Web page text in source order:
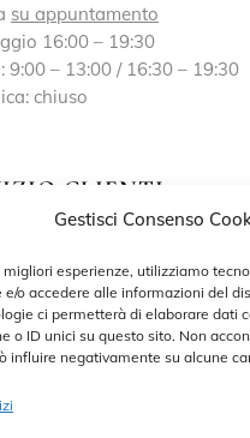
Gestisci Consenso
migliori esperienze, utilizziamo
e/o accedere alle informazioni del
ci permetterà di elaborare dati
o ID unici su questo sito. Non
influire negativamente su alcune
su appuntamento
16:00 – 19:30
9:00 – 13:00 / 16:30 – 19:30
chiuso
CLIENTI
Policy